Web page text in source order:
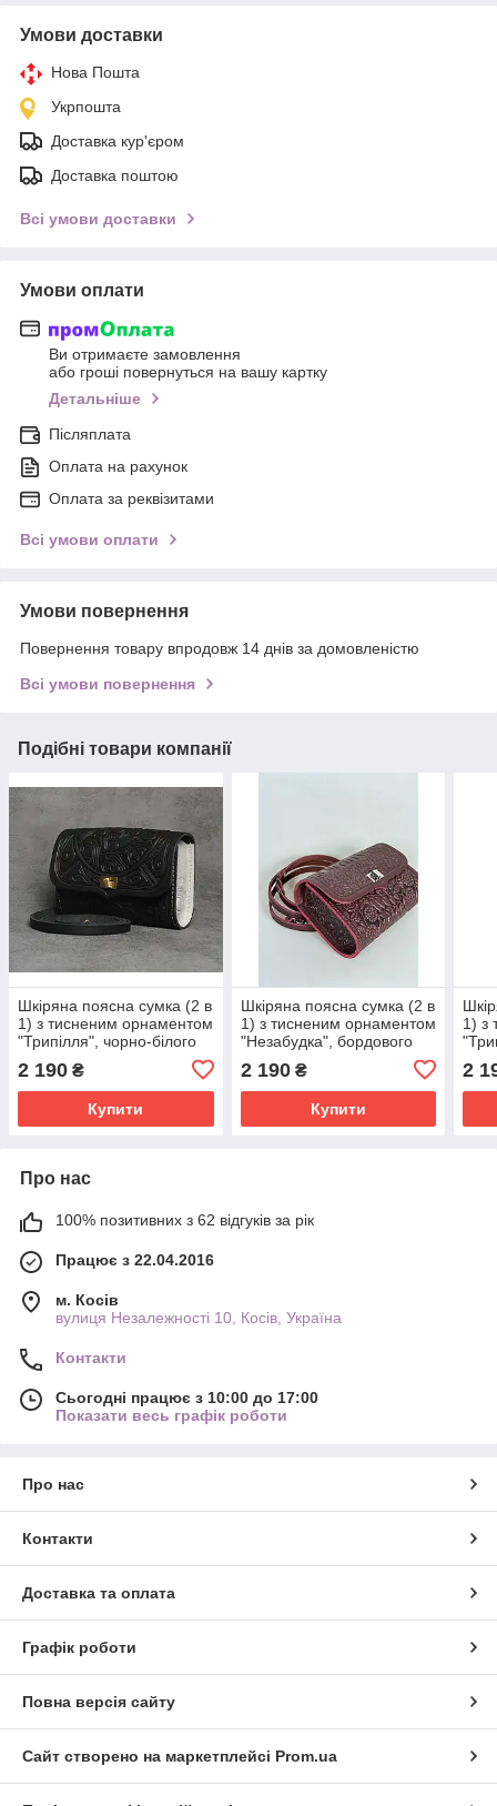
Умови доставки
Нова Пошта
Укрпошта
Доставка кур'єром
Доставка поштою
Всі умови доставки
Умови оплати
Ви отримаєте замовлення
або гроші повернуться на вашу картку
Детальніше
Післяплата
Оплата на рахунок
Оплата за реквізитами
Всі умови оплати
Умови повернення
Повернення товару впродовж 14 днів за домовленістю
Всі умови повернення
Подібні товари компанії
Шкіряна поясна сумка (2 в
1) з тисненим орнаментом
"Трипілля", чорно-білого
2 190 ₴
Купити
Шкіряна поясна сумка (2 в
1) з тисненим орнаментом
"Незабудка", бордового
2 190₴
Купити
1) з
см
2
Про нас
100% позитивних з 62 відгуків за рік
Працює з 22.04.2016
м. Косів
вулиця Незалежності 10, Косів, Україна
Контакти
Сьогодні працює з 10:00 до 17:00
Показати весь графік роботи
Про нас
Контакти
Доставка та оплата
Графік роботи
Повна версія сайту
Сайт створено на маркетплейсі Prom.ua